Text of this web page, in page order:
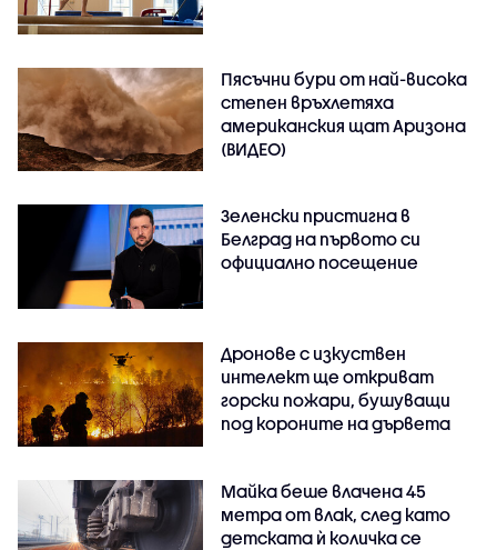
Пясъчни бури от най-висока
степен връхлетяха
американския щат Аризона
(ВИДЕО)
Зеленски пристигна в
Белград на първото си
официално посещение
Дронове с изкуствен
интелект ще откриват
горски пожари, бушуващи
под короните на дървета
Майка беше влачена 45
метра от влак, след като
детската ѝ количка се